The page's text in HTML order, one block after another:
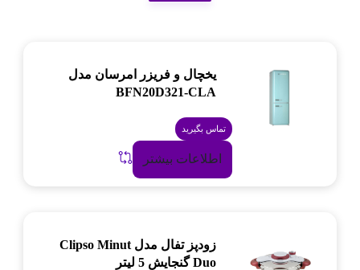
یخچال و فریزر امرسان مدل
BFN20D321-CLA
تماس بگیرید
اطلاعات بیشتر
زودپز تفال مدل Clipso Minut
Duo گنجایش 5 لیتر